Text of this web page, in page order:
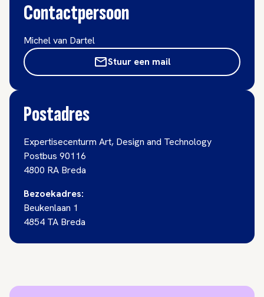
Contactpersoon
Michel van Dartel
Stuur een mail
Postadres
Expertisecenturm Art, Design and Technology
Postbus 90116
4800 RA Breda
Bezoekadres:
Beukenlaan 1
4854 TA Breda